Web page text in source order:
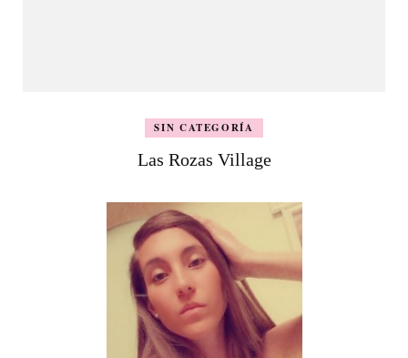
SIN CATEGORÍA
Las Rozas Village